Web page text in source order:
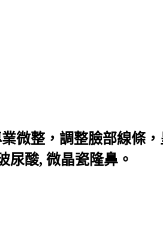
微整，調整臉部線條
尿酸, 微晶瓷隆鼻。